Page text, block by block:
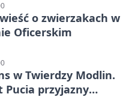
o zwierzakach w
Oficerskim
w Twierdzy Modlin.
Pucia przyjazny